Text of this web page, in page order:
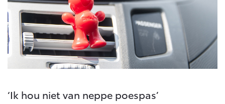
‘Ik hou niet van neppe poespas’